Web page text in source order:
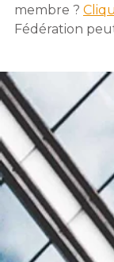
membre ?
Fédération